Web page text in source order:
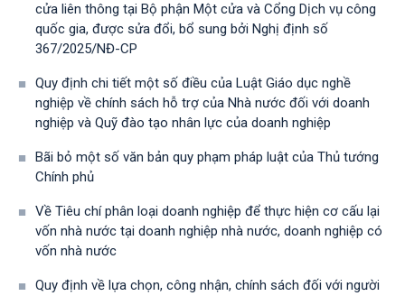
cửa liên thông tại Bộ phận Một cửa và Cổng Dịch vụ công
quốc gia, được sửa đổi, bổ sung bởi Nghị định số
367/2025/NĐ-СР
Quy định chi tiết một số điều của Luật Giáo dục nghề
nghiệp về chính sách hỗ trợ của Nhà nước đối với doanh
nghiệp và Quỹ đào tạo nhân lực của doanh nghiệp
Bãi bỏ một số văn bản quy phạm pháp luật của Thủ tướng
Chính phủ
Về Tiêu chí phân loại doanh nghiệp để thực hiện cơ cấu lại
vốn nhà nước tại doanh nghiệp nhà nước, doanh nghiệp có
vốn nhà nước
Quy định về lựa chọn, công nhận, chính sách đối với người